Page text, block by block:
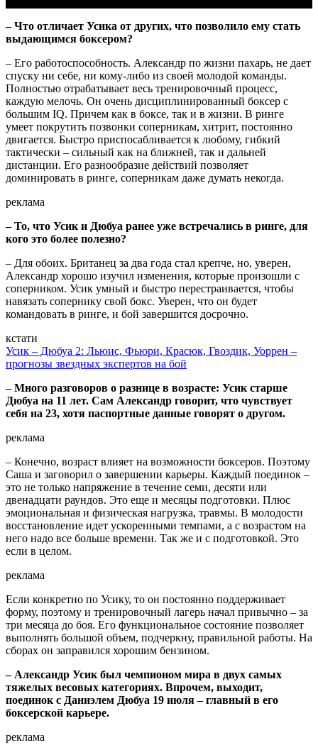
– Что отличает Усика от других, что позволило ему стать
выдающимся боксером?
– Его работоспособность. Александр по жизни пахарь, не дает
спуску ни себе, ни кому-либо из своей молодой команды.
Полностью отрабатывает весь тренировочный процесс,
каждую мелочь. Он очень дисциплинированный боксер с
большим IQ. Причем как в боксе, так и в жизни. В ринге
умеет покрутить позвонки соперникам, хитрит, постоянно
двигается. Быстро приспосабливается к любому, гибкий
тактически – сильный как на ближней, так и дальней
дистанции. Его разнообразие действий позволяет
доминировать в ринге, соперникам даже думать некогда.
реклама
– То, что Усик и Дюбуа ранее уже встречались в ринге, для
кого это более полезно?
– Для обоих. Британец за два года стал крепче, но, уверен,
Александр хорошо изучил изменения, которые произошли с
соперником. Усик умный и быстро перестраивается, чтобы
навязать сопернику свой бокс. Уверен, что он будет
командовать в ринге, и бой завершится досрочно.
кстати
Усик – Дюбуа 2: Льюис, Фьюри, Красюк, Гвоздик, Уоррен –
прогнозы звездных экспертов на бой
– Много разговоров о разнице в возрасте: Усик старше
Дюбуа на 11 лет. Сам Александр говорит, что чувствует
себя на 23, хотя паспортные данные говорят о другом.
реклама
– Конечно, возраст влияет на возможности боксеров. Поэтому
Саша и заговорил о завершении карьеры. Каждый поединок –
это не только напряжение в течение семи, десяти или
двенадцати раундов. Это еще и месяцы подготовки. Плюс
эмоциональная и физическая нагрузка, травмы. В молодости
восстановление идет ускоренными темпами, а с возрастом на
него надо все больше времени. Так же и с подготовкой. Это
если в целом.
реклама
Если конкретно по Усику, то он постоянно поддерживает
форму, поэтому и тренировочный лагерь начал привычно – за
три месяца до боя. Его функциональное состояние позволяет
выполнять большой объем, подчеркну, правильной работы. На
сборах он заправился хорошим бензином.
– Александр Усик был чемпионом мира в двух самых
тяжелых весовых категориях. Впрочем, выходит,
поединок с Даниэлем Дюбуа 19 июля – главный в его
боксерской карьере.
реклама